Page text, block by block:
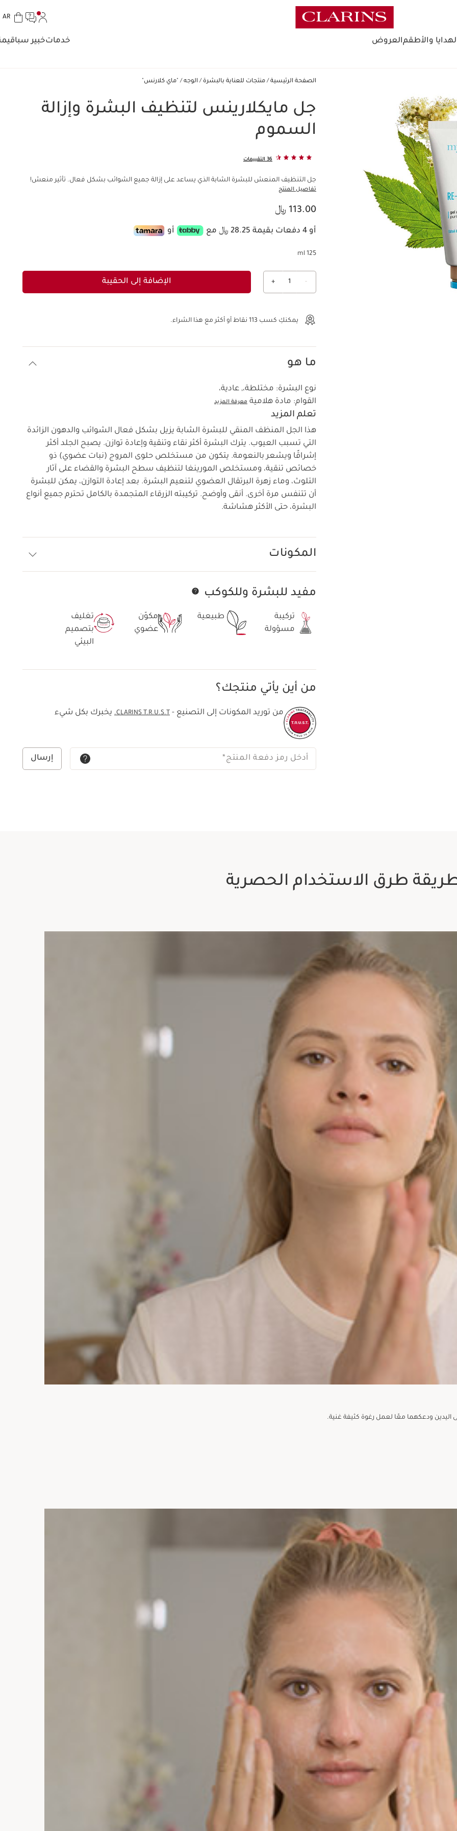
انتقل إلى أسفل الصفحة
AR
والأطقمالعروض خدماتخبير سبا
الصفحة الرئيسية منتجات للعناية بالبشرة الوجه "ماي كلارنس"
جل مايكلارينس لتنظيف البشرة وإزالة
السموم
36 التقييمات
جل التنظيف المنعش للبشرة الشابة الذي يساعد على إزالة جميع الشوائب بشكل فعال. تأثير منعش!
تفاصيل المنتج
السعر الحالي هو 113.00 ﷼
113.00 ﷼
أو 4 دفعات بقيمة 28.25 ﷼ مع أو
125 ml
-
1
+ الإضافة إلى الحقيبة
يمكنكِ كسب 113 نقاط أو أكثر مع هذا الشراء.
ما هو
نوع البشرة: مختلطة،, عادية،
القوام: مادة هلامية معرفة المزيد
تعلم المزيد
هذا الجل المنظف المنقي للبشرة الشابة يزيل بشكل فعال الشوائب والدهون الزائدة
التي تسبب العيوب. يترك البشرة أكثر نقاء وتنقية وإعادة توازن. يصبح الجلد أكثر
إشراقًا ويشعر بالنعومة. يتكون من مستخلص حلوى المروج (نبات عضوي) ذو
خصائص تنقية، ومستخلص المورينغا لتنظيف سطح البشرة والقضاء على آثار
التلوث، وماء زهرة البرتقال العضوي لتنعيم البشرة. بعد إعادة التوازن، يمكن للبشرة
أن تتنفس مرة أخرى. أنقى وأوضح. تركيبته الزرقاء المتجمدة بالكامل تحترم جميع أنواع
البشرة، حتى الأكثر هشاشة.
المكونات
مفيد للبشرة وللكوكب
تركيبة
مسؤولة
طبيعية
مكوّن
عضوي
تغليف
بتصميم
البيئي
من أين يأتي منتجك؟
من توريد المكونات إلى التصنيع - CLARINS T.R.U.S.T. يخبرك بكل شيء
أدخل رمز دفعة المنتج* إرسال
طرق الاستخدام الحصرية
ودعكهما معًا لعمل رغوة كثيفة غنية.